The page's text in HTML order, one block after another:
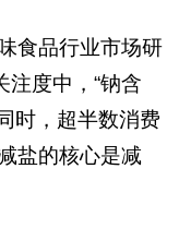
食品行业市场研
注度中，“钠含
时，超半数消费
盐的核心是减